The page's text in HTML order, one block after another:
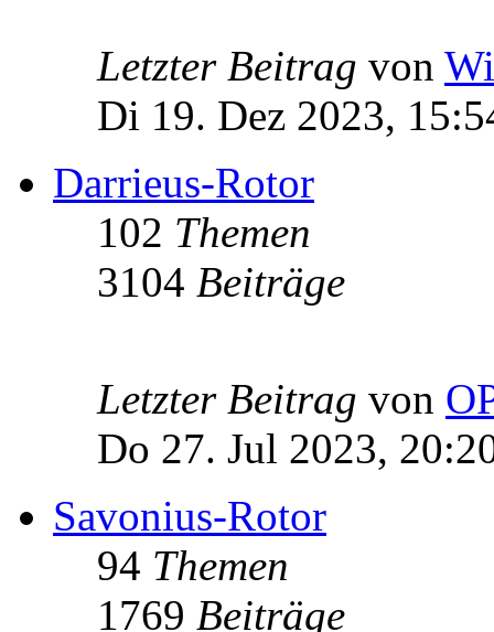
Letzter Beitrag von
Di 19. Dez 2023,
Darrieus-Rotor
102 Themen
3104 Beiträge
Letzter Beitrag von
Do 27. Jul 2023,
Savonius-Rotor
94 Themen
1769 Beiträge